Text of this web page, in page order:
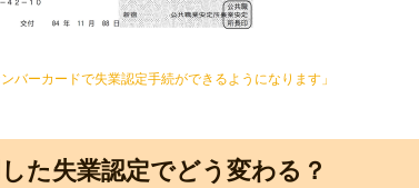
バーカードで失業認定手続ができるようになります」
た失業認定でどう変わる？